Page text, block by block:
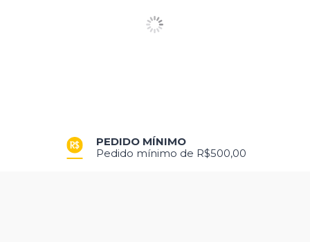
PEDIDO MÍNIMO
Pedido mínimo de R$500,00